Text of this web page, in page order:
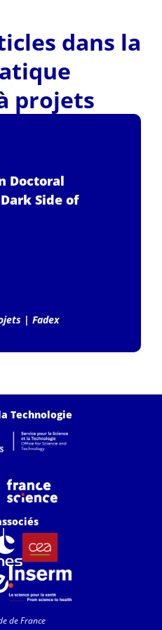
dans la
projets
Doctoral
Side of
| Fadex
Technologie
de France